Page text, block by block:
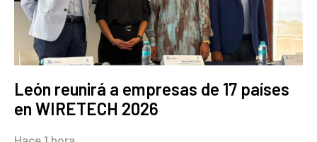
León reunirá a empresas de 17 países
en WIRETECH 2026